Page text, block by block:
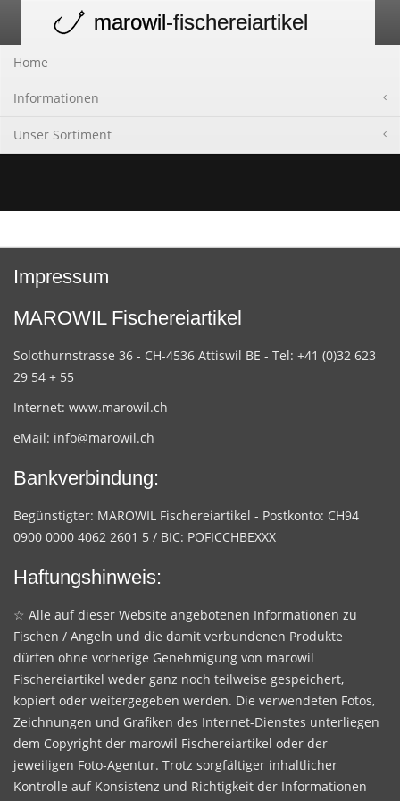
navigation
marowil-fischereiartikel
Home
Informationen
Unser Sortiment
Impressum
MAROWIL Fischereiartikel
Solothurnstrasse 36 - CH-4536 Attiswil BE - Tel: +41 (0)32 623
29 54 + 55
Internet: www.marowil.ch
eMail: info@marowil.ch
Bankverbindung:
Begünstigter: MAROWIL Fischereiartikel - Postkonto: CH94
0900 0000 4062 2601 5 / BIC: POFICCHBEXXX
Haftungshinweis:
☆ Alle auf dieser Website angebotenen Informationen zu
Fischen / Angeln und die damit verbundenen Produkte
dürfen ohne vorherige Genehmigung von marowil
Fischereiartikel weder ganz noch teilweise gespeichert,
kopiert oder weitergegeben werden. Die verwendeten Fotos,
Zeichnungen und Grafiken des Internet-Dienstes unterliegen
dem Copyright der marowil Fischereiartikel oder der
jeweiligen Foto-Agentur. Trotz sorgfältiger inhaltlicher
Kontrolle auf Konsistenz und Richtigkeit der Informationen